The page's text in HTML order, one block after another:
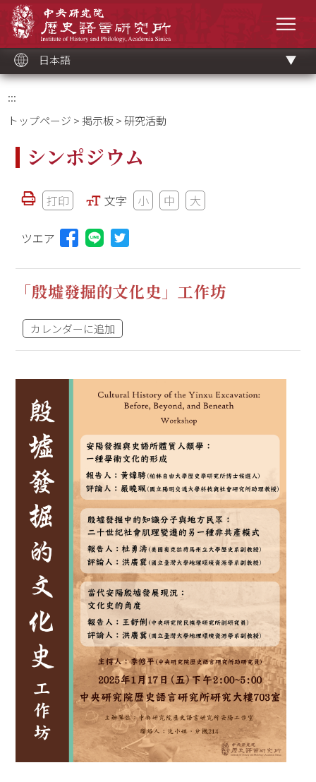
ッ
ク
日本語
:::
トップページ >掲示板> 研究活動
シンポジウム
打印 文字 小 中 大
ツエア Lineに投稿する(新しいウィンドウを開く)
「殷墟發掘的文化史」工作坊
カレンダーに追加